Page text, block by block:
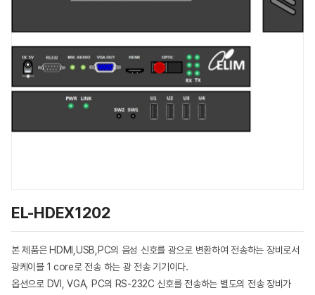
EL-HDEX1202
본 제품은 HDMI,USB,PC의 음성 신호를 광으로 변환하여 전송하는 장비로서
광케이블 1 core로 전송 하는 광 전송 기기이다.
옵션으로 DVI, VGA, PC의 RS-232C 신호를 전송하는 별도의 전송 장비가